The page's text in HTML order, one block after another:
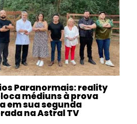
Paranormais: reality
médiuns à prova
em sua segunda
na Astral TV